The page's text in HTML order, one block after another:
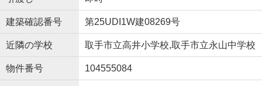
建築確認番号 第25UDI1W建08269号
近隣の学校 取手市立高井小学校,取手市立永山中学校
物件番号 104555084